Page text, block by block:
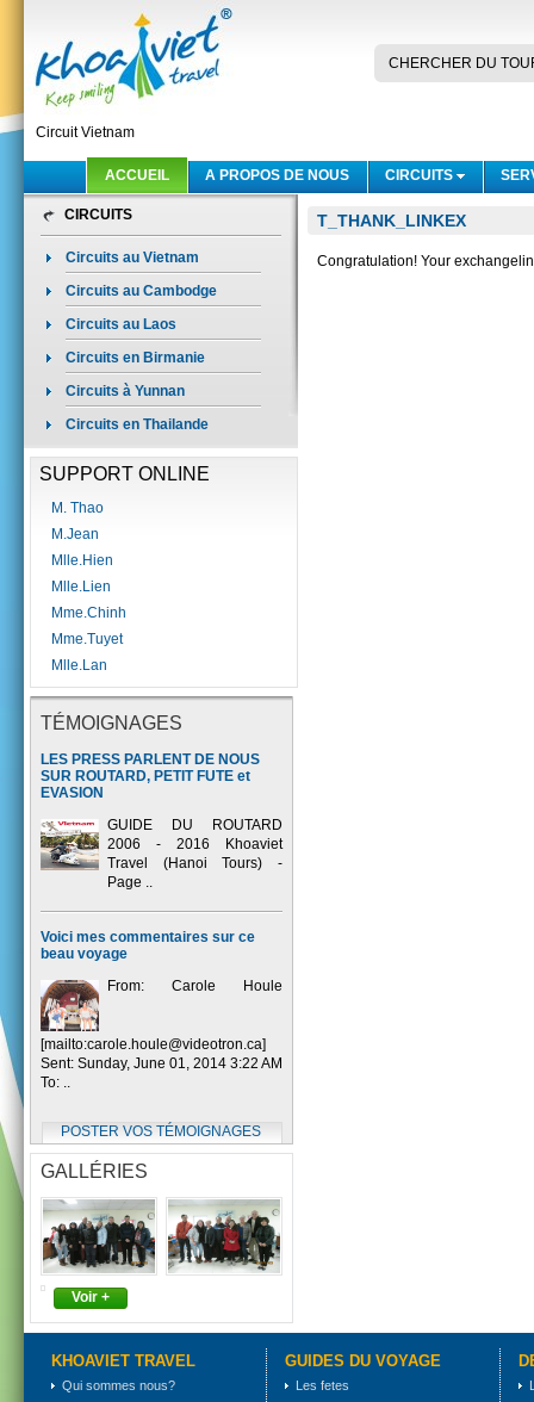
Circuit Vietnam
CHERCHER DU
CIRCUITS
A PROPOS DE NOUS
ACCUEIL
CIRCUITS
Circuits au Vietnam
Circuits au Cambodge
Circuits au Laos
Circuits en Birmanie
Circuits à Yunnan
Circuits en Thailande
SUPPORT ONLINE
M. Thao
M.Jean
Mlle.Hien
Mlle.Lien
Mme.Chinh
Mme.Tuyet
Mlle.Lan
TÉMOIGNAGES
LES PRESS PARLENT DE NOUS
SUR ROUTARD, PETIT FUTE et
EVASION
GUIDE DU ROUTARD
2006 - 2016 Khoaviet
Travel (Hanoi Tours) -
Page ..
Voici mes commentaires sur ce
beau voyage
From: Carole Houle
[mailto:carole.houle@videotron.ca]
Sent: Sunday, June 01, 2014 3:22 AM
To: ..
POSTER VOS TÉMOIGNAGES
GALLÉRIES
Voir +
T_THANK_LINKEX
Congratulation! Your
KHOAVIET TRAVEL
Qui sommes nous?
GUIDES DU VOYAGE
Les fetes